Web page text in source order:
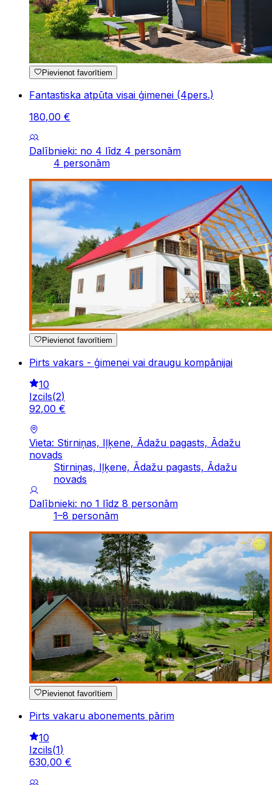
Pievienot favorītiem
Fantastiska atpūta visai ģimenei (4pers.)
180,00 €
Dalībnieki: no 4 līdz 4 personām
4 personām
Pievienot favorītiem
Pirts vakars - ģimenei vai draugu kompānijai
10
Izcils(2)
92,00 €
Vieta: Stirniņas, Iļķene, Ādažu pagasts, Ādažu
novads
Stirniņas, Iļķene, Ādažu pagasts, Ādažu
novads
Dalībnieki: no 1 līdz 8 personām
1–8 personām
Pievienot favorītiem
Pirts vakaru abonements pārim
10
Izcils(1)
630,00 €